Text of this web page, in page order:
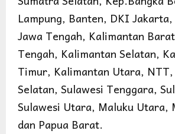
Lampung, Banten, DKI
Jawa Tengah, Kalimantan
Tengah, Kalimantan Selatan,
Timur, Kalimantan Utara, NTT,
Selatan, Sulawesi Tenggara,
Sulawesi Utara, Maluku Utara,
dan Papua Barat.